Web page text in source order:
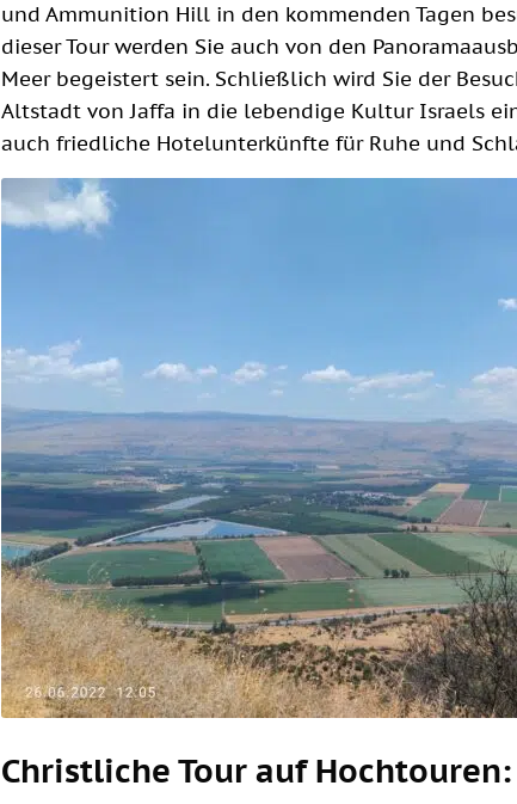
und Ammunition Hill in den kommenden Tagen
dieser Tour werden Sie auch von den
Meer begeistert sein. Schließlich wird Sie der
Altstadt von Jaffa in die lebendige Kultur Israels
auch friedliche Hotelunterkünfte für Ruhe und
Christliche Tour auf Hochtouren: